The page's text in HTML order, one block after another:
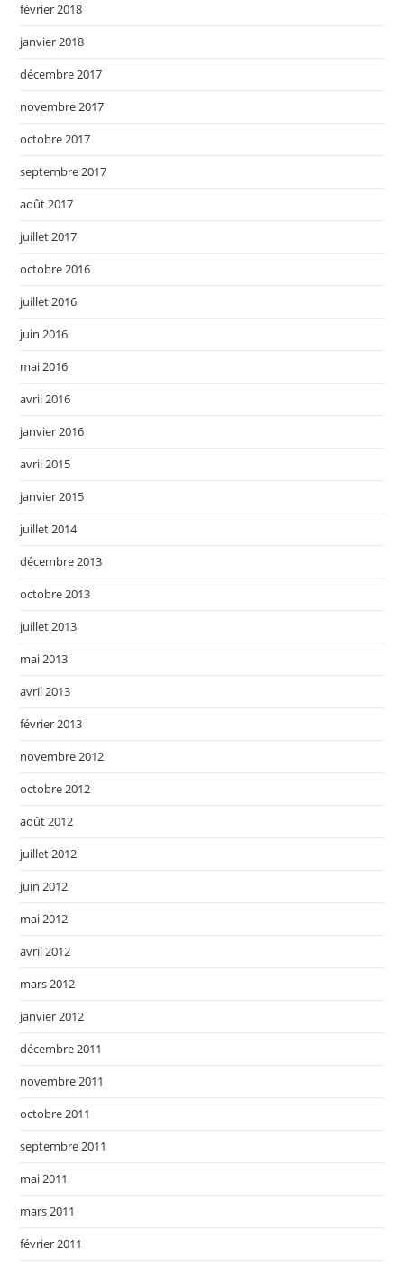
février 2018
janvier 2018
décembre 2017
novembre 2017
octobre 2017
septembre 2017
août 2017
juillet 2017
octobre 2016
juillet 2016
juin 2016
mai 2016
avril 2016
janvier 2016
avril 2015
janvier 2015
juillet 2014
décembre 2013
octobre 2013
juillet 2013
mai 2013
avril 2013
février 2013
novembre 2012
octobre 2012
août 2012
juillet 2012
juin 2012
mai 2012
avril 2012
mars 2012
janvier 2012
décembre 2011
novembre 2011
octobre 2011
septembre 2011
mai 2011
mars 2011
février 2011